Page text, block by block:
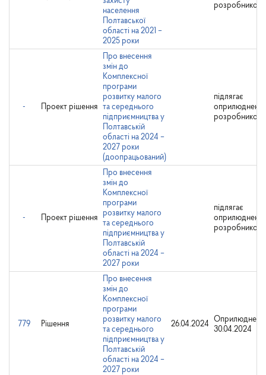
населення
Полтавської
області на 2021 –
2025 роки
розробником
- Проект рішення
Про внесення
змін до
Комплексної
програми
розвитку малого
та середнього
підприємництва у
Полтавській
області на 2024 –
2027 роки
(доопрацьований)
підлягає
розробником
- Проект рішення
Про внесення
змін до
Комплексної
програми
розвитку малого
та середнього
підприємництва у
Полтавській
області на 2024 –
2027 роки
підлягає
розробником
779 Рішення
Про внесення
змін до
Комплексної
програми
розвитку малого
та середнього
підприємництва у
Полтавській
області на 2024 –
2027 роки
26.04.2024
30.04.2024